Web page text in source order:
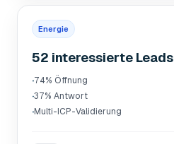
Energie
52 interessierte Leads
·74% Öffnung
·37% Antwort
·Multi-ICP-Validierung